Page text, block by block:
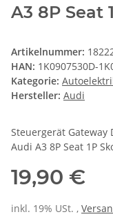
A3 8P Seat
Artikelnummer:
HAN: 1K0907530D-
Kategorie:
Hersteller: Audi
Steuergerät Gateway
Audi A3 8P Seat 1P
19,90 €
inkl. 19% USt. ,